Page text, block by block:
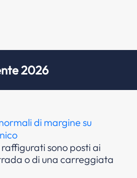
2026
di margine su
sono posti ai
o di una carreggiata